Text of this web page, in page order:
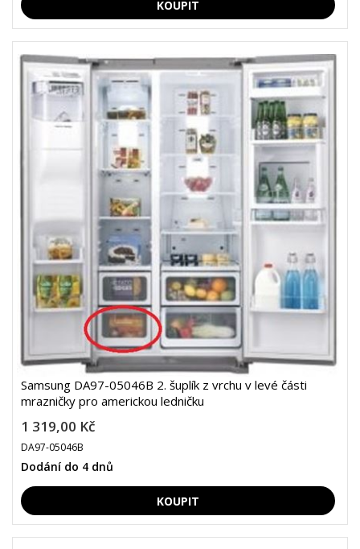
Samsung DA97-05046B 2. šuplík z vrchu v levé části
mrazničky pro americkou ledničku
1 319,00 Kč
DA97-05046B
Dodání do 4 dnů